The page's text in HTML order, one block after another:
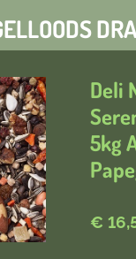
Deli
5kg
€